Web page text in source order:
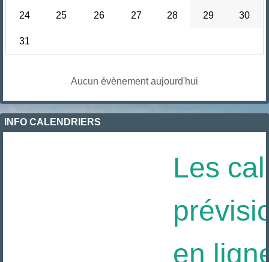
24 25 26 27 28 29 30
31
Aucun évènement aujourd'hui
INFO CALENDRIERS
Les
en